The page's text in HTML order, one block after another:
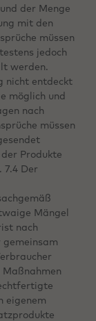
der Menge
mit den
müssen
jedoch
werden.
nicht entdeckt
möglich und
nach
müssen
Produkte
7.4 Der
Mängel
nach
gemeinsam
eigenem